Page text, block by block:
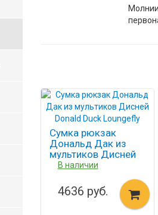
Сумка рюкзак
Дональд Дак из
мультиков Дисней
Donald Duck
В наличии
4636 руб.